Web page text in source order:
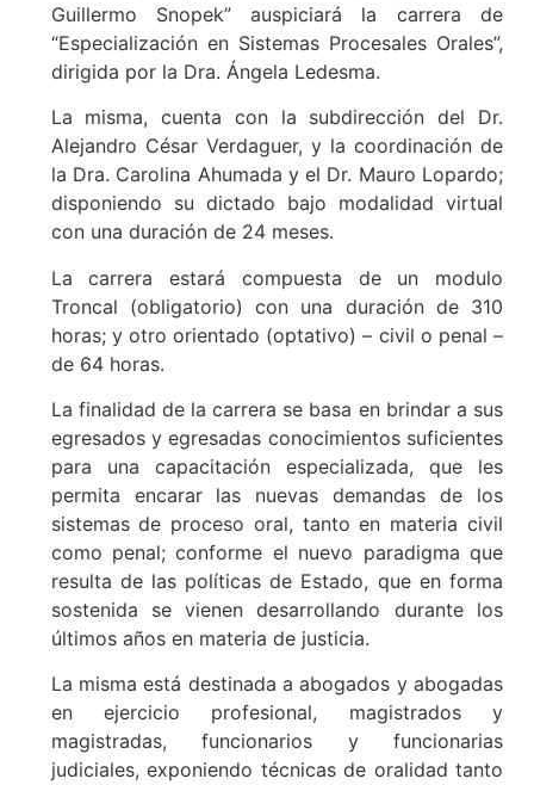
Guillermo Snopek” auspiciará la carrera de
“Especialización en Sistemas Procesales Orales”,
dirigida por la Dra. Ángela Ledesma.
La misma, cuenta con la subdirección del Dr.
Alejandro César Verdaguer, y la coordinación de
la Dra. Carolina Ahumada y el Dr. Mauro Lopardo;
disponiendo su dictado bajo modalidad virtual
con una duración de 24 meses.
La carrera estará compuesta de un modulo
Troncal (obligatorio) con una duración de 310
horas; y otro orientado (optativo) – civil o penal –
de 64 horas.
La finalidad de la carrera se basa en brindar a sus
egresados y egresadas conocimientos suficientes
para una capacitación especializada, que les
permita encarar las nuevas demandas de los
sistemas de proceso oral, tanto en materia civil
como penal; conforme el nuevo paradigma que
resulta de las políticas de Estado, que en forma
sostenida se vienen desarrollando durante los
últimos años en materia de justicia.
La misma está destinada a abogados y abogadas
en ejercicio profesional, magistrados y
magistradas, funcionarios y funcionarias
judiciales, exponiendo técnicas de oralidad tanto